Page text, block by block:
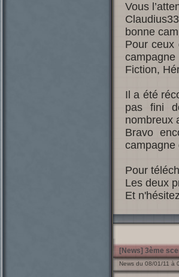
Vous
bonne
Pour ceux
Fiction,
Il a été
pas fini
nombreux
Bravo
campagne
Pour
Les deux
Et
[News] 3ème
News du 08/01/11 à